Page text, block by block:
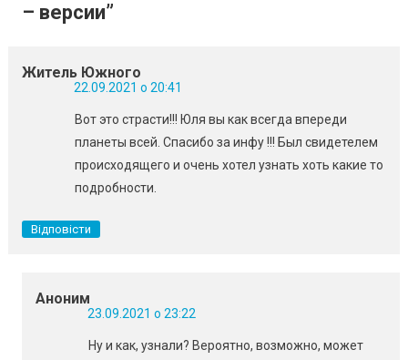
– версии”
Житель Южного
22.09.2021 о 20:41
Вот это страсти!!! Юля вы как всегда впереди
планеты всей. Спасибо за инфу !!! Был свидетелем
происходящего и очень хотел узнать хоть какие то
подробности.
Відповісти
Аноним
23.09.2021 о 23:22
Ну и как, узнали? Вероятно, возможно, может